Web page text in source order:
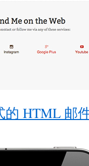
的 HTML 邮